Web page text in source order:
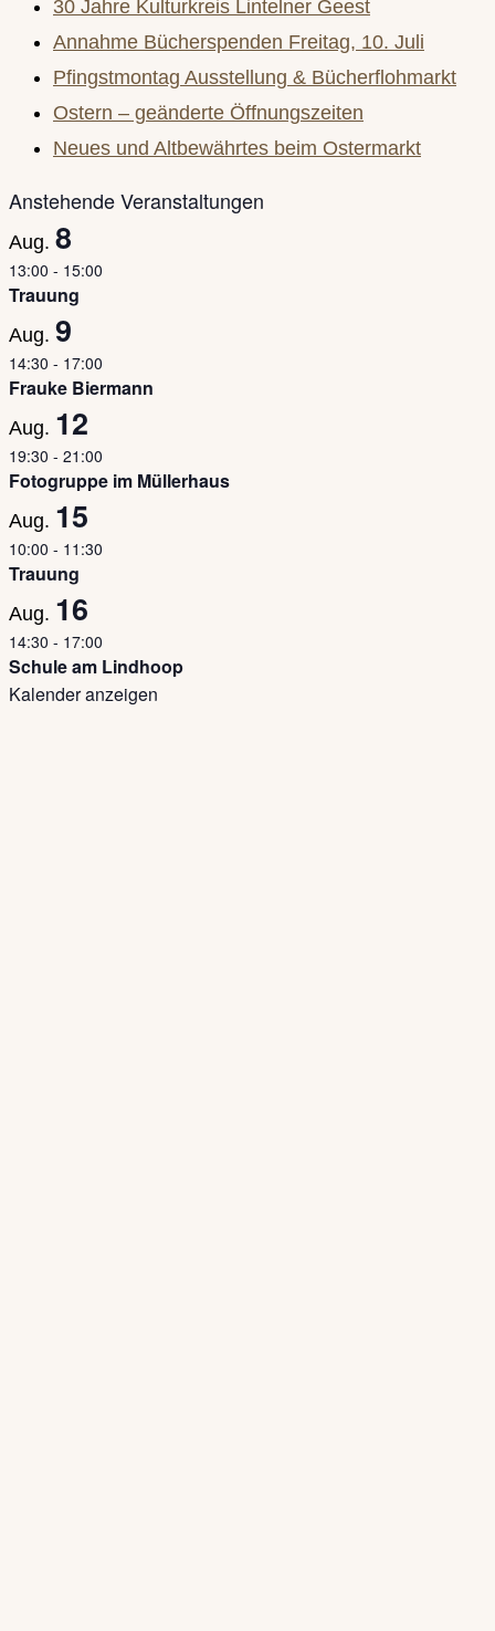
close
the
search
panel.
30 Jahre Kulturkreis Lintelner Geest
Annahme Bücherspenden Freitag, 10. Juli
Pfingstmontag Ausstellung & Bücherflohmarkt
Ostern – geänderte Öffnungszeiten
Neues und Altbewährtes beim Ostermarkt
Anstehende Veranstaltungen
Aug. 8
13:00 - 15:00
Trauung
Aug. 9
14:30 - 17:00
Frauke Biermann
Aug. 12
19:30 - 21:00
Fotogruppe im Müllerhaus
Aug. 15
10:00 - 11:30
Trauung
Aug. 16
14:30 - 17:00
Schule am Lindhoop
Kalender anzeigen